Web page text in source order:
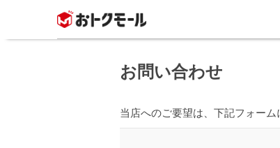
お問い合わせ
当店へのご要望は、下記フォーム